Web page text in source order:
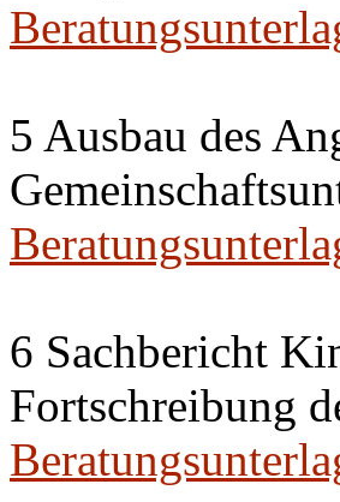
5 Ausbau des
6 Sachbericht
Fortschreibung